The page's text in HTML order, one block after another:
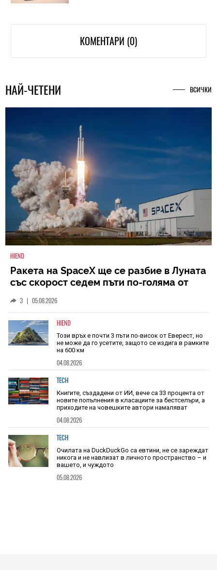
КОМЕНТАРИ (0)
НАЙ-ЧЕТЕНИ ВСИЧКИ
HIEND
Ракета на SpaceX ще се разбие в Луната
със скорост седем пъти по-голяма от
3 | 05.08.2026
HIEND
Този връх е почти 3 пъти по-висок от Еверест, но
не може да го усетите, защото се издига в рамките
на 600 км
04.08.2026
TECH
Книгите, създадени от ИИ, вече са 33 процента от
новите попълнения в класациите за бестселъри, а
приходите на човешките автори намаляват
04.08.2026
TECH
Очилата на DuckDuckGo са евтини, не се зареждат
никога и не навлизат в личното пространство – и
вашето, и чуждото
05.08.2026